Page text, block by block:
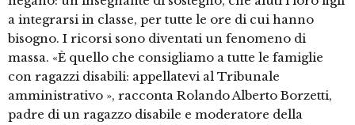
a integrarsi in classe, per tutte le ore di cui hanno
bisogno. I ricorsi sono diventati un fenomeno di
massa. «È quello che consigliamo a tutte le famiglie
con ragazzi disabili: appellatevi al Tribunale
amministrativo », racconta Rolando Alberto Borzetti,
padre di un ragazzo disabile e moderatore della